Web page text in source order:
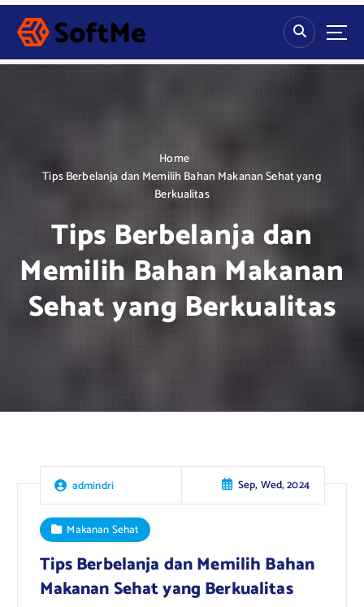
S
p
Home
Tips Berbelanja dan Memilih Bahan Makanan Sehat yang
Berkualitas
Tips Berbelanja dan
Memilih Bahan Makanan
Sehat yang Berkualitas
admindri Sep, Wed, 2024
Makanan Sehat
Tips Berbelanja dan Memilih Bahan
Makanan Sehat yang Berkualitas